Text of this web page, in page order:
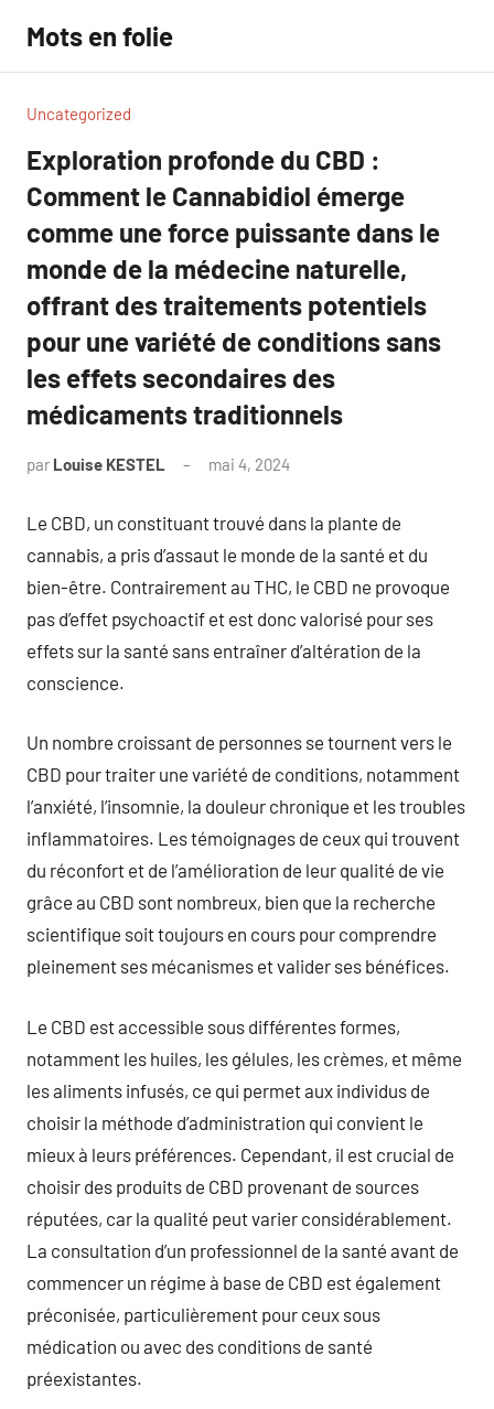
contenu
Mots en folie
Uncategorized
Exploration profonde du CBD :
Comment le Cannabidiol émerge
comme une force puissante dans le
monde de la médecine naturelle,
offrant des traitements potentiels
pour une variété de conditions sans
les effets secondaires des
médicaments traditionnels
par Louise KESTEL mai 4, 2024
Le CBD, un constituant trouvé dans la plante de
cannabis, a pris d’assaut le monde de la santé et du
bien-être. Contrairement au THC, le CBD ne provoque
pas d’effet psychoactif et est donc valorisé pour ses
effets sur la santé sans entraîner d’altération de la
conscience.
Un nombre croissant de personnes se tournent vers le
CBD pour traiter une variété de conditions, notamment
l’anxiété, l’insomnie, la douleur chronique et les troubles
inflammatoires. Les témoignages de ceux qui trouvent
du réconfort et de l’amélioration de leur qualité de vie
grâce au CBD sont nombreux, bien que la recherche
scientifique soit toujours en cours pour comprendre
pleinement ses mécanismes et valider ses bénéfices.
Le CBD est accessible sous différentes formes,
notamment les huiles, les gélules, les crèmes, et même
les aliments infusés, ce qui permet aux individus de
choisir la méthode d’administration qui convient le
mieux à leurs préférences. Cependant, il est crucial de
choisir des produits de CBD provenant de sources
réputées, car la qualité peut varier considérablement.
La consultation d’un professionnel de la santé avant de
commencer un régime à base de CBD est également
préconisée, particulièrement pour ceux sous
médication ou avec des conditions de santé
préexistantes.